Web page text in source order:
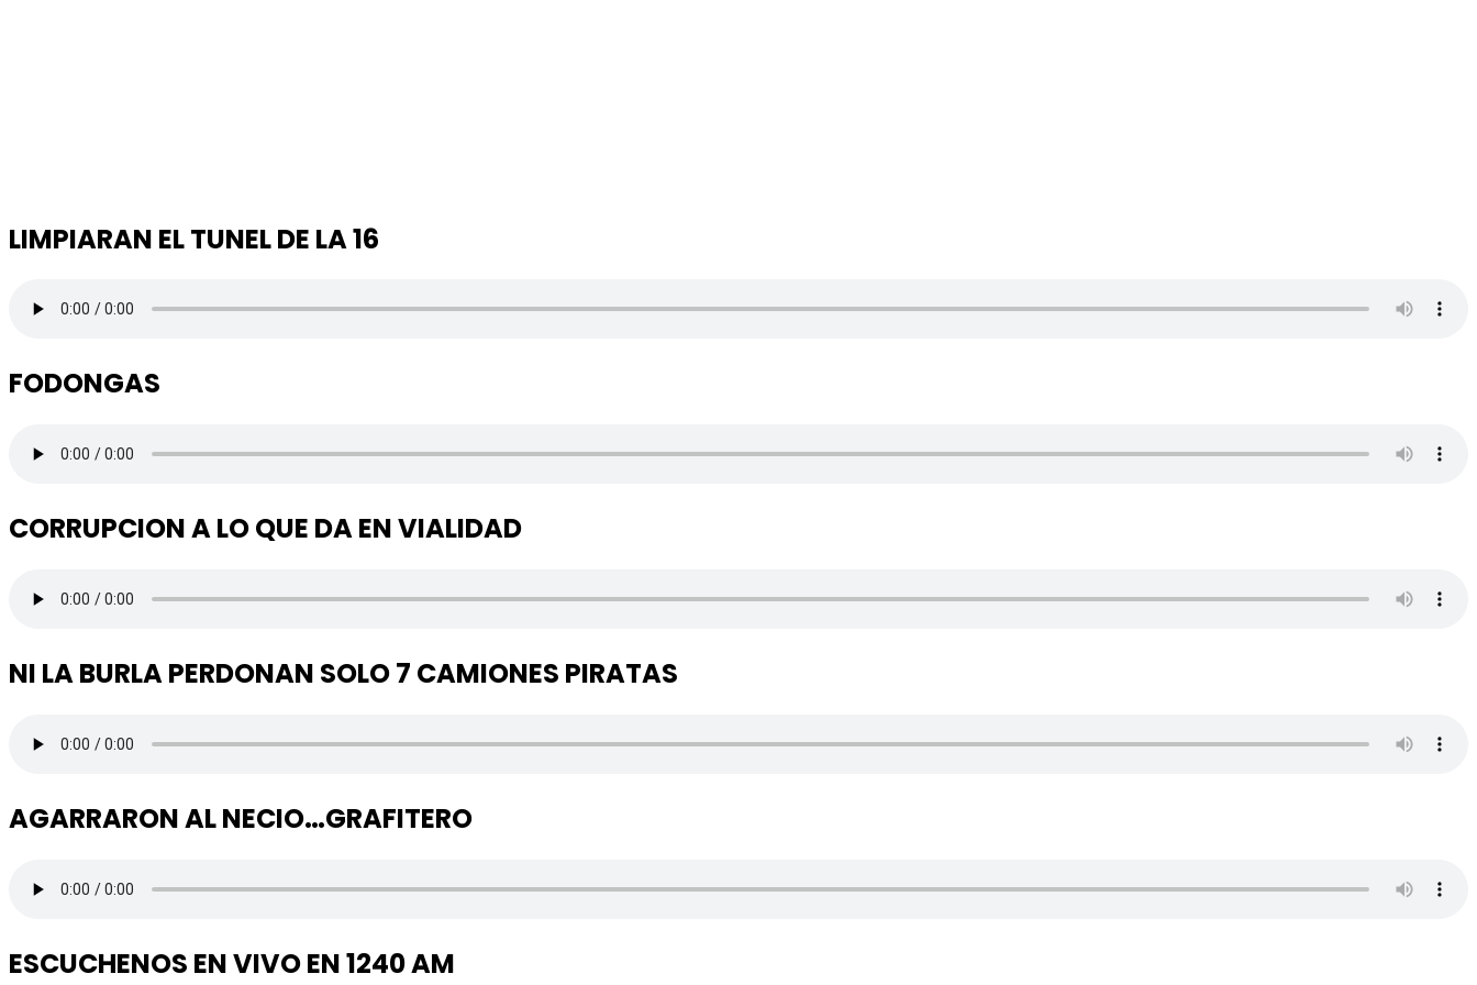
LIMPIARAN EL TUNEL DE LA 16
FODONGAS
CORRUPCION A LO QUE DA EN VIALIDAD
NI LA BURLA PERDONAN SOLO 7 CAMIONES PIRATAS
AGARRARON AL NECIO…GRAFITERO
ESCUCHENOS EN VIVO EN 1240 AM